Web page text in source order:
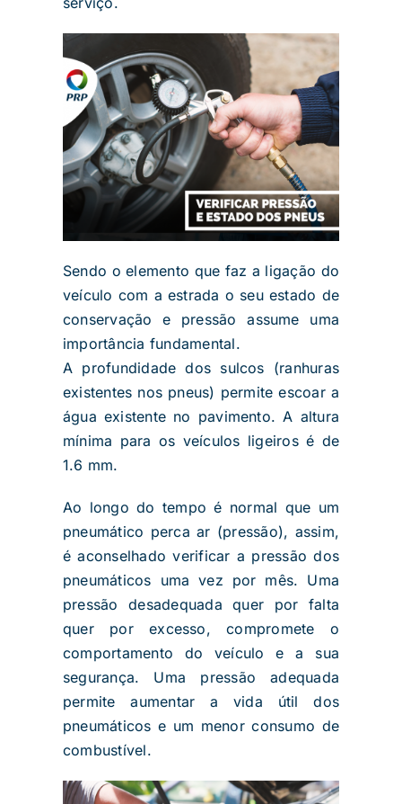
Sendo o elemento que faz a ligação do
veículo com a estrada o seu estado de
conservação e pressão assume uma
importância fundamental.
A profundidade dos sulcos (ranhuras
existentes nos pneus) permite escoar a
água existente no pavimento. A altura
mínima para os veículos ligeiros é de
1.6 mm.
Ao longo do tempo é normal que um
pneumático perca ar (pressão), assim,
é aconselhado verificar a pressão dos
pneumáticos uma vez por mês. Uma
pressão desadequada quer por falta
quer por excesso, compromete o
comportamento do veículo e a sua
segurança. Uma pressão adequada
permite aumentar a vida útil dos
pneumáticos e um menor consumo de
combustível.